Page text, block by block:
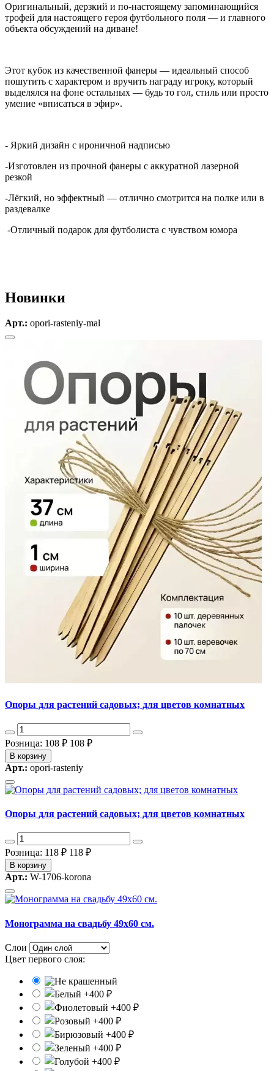
Оригинальный, дерзкий и по-настоящему запоминающийся
трофей для настоящего героя футбольного поля — и главного
объекта обсуждений на диване!
Этот кубок из качественной фанеры — идеальный способ
пошутить с характером и вручить награду игроку, который
выделялся на фоне остальных — будь то гол, стиль или просто
умение «вписаться в эфир».
- Яркий дизайн с ироничной надписью
-Изготовлен из прочной фанеры с аккуратной лазерной
резкой
-Лёгкий, но эффектный — отлично смотрится на полке или в
раздевалке
-Отличный подарок для футболиста с чувством юмора
Новинки
Арт.: opori-rasteniy-mal
Опоры для растений садовых; для цветов комнатных
Розница: 108 ₽ 108 ₽
В корзину
Арт.: opori-rasteniy
Опоры для растений садовых; для цветов комнатных
Розница: 118 ₽ 118 ₽
В корзину
Арт.: W-1706-korona
Монограмма на свадьбу 49x60 см.
Слои
Цвет первого слоя: